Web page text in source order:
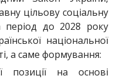
цільову соціальну
період до 2028 року
національної
а саме формування:
позиції на основі